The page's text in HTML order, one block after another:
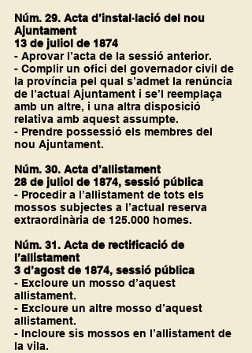
Núm. 29. Acta d’instal·lació del nou
Ajuntament
13 de juliol de 1874
- Aprovar l’acta de la sessió anterior.
- Complir un ofici del governador civil de
la província pel qual s’admet la renúncia
de l’actual Ajuntament i se’l reemplaça
amb un altre, i una altra disposició
relativa amb aquest assumpte.
- Prendre possessió els membres del
nou Ajuntament.
Núm. 30. Acta d’allistament
28 de juliol de 1874, sessió pública
- Procedir a l’allistament de tots els
mossos subjectes a l’actual reserva
extraordinària de 125.000 homes.
Núm. 31. Acta de rectificació de
l’allistament
3 d’agost de 1874, sessió pública
- Excloure un mosso d’aquest
allistament.
- Excloure un altre mosso d’aquest
allistament.
- Incloure sis mossos en l’allistament de
la vila.